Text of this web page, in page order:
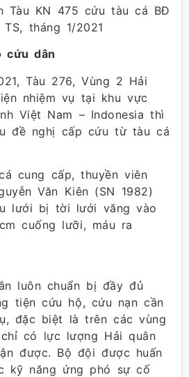
Tàu KN 475 cứu tàu cá BĐ
TS, tháng 1/2021
cứu dân
Tàu 276, Vùng 2 Hải
nhiệm vụ tại khu vực
Việt Nam – Indonesia thì
đề nghị cấp cứu từ tàu cá
cung cấp, thuyền viên
Văn Kiên (SN 1982)
lưới bị tời lưới văng vào
cuống lưỡi, máu ra
luôn chuẩn bị đầy đủ
tiện cứu hộ, cứu nạn cần
đặc biệt là trên các vùng
có lực lượng Hải quân
được. Bộ đội được huấn
kỹ năng ứng phó sự cố